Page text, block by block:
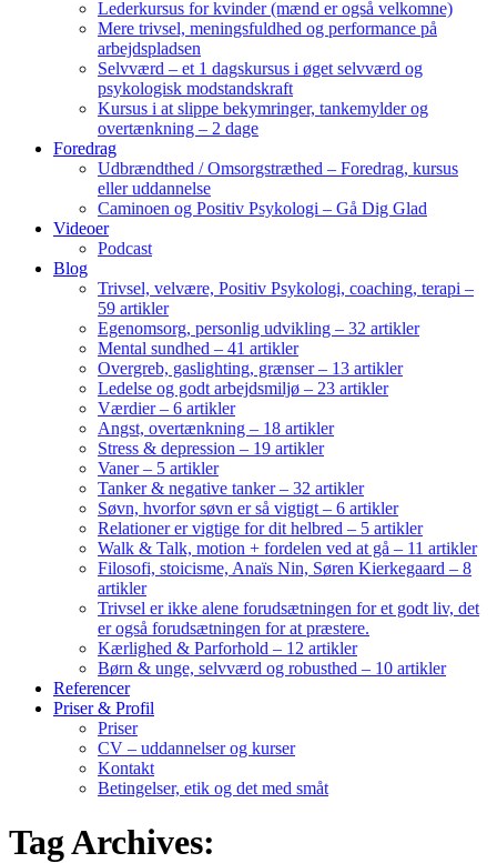
Lederkursus for kvinder (mænd er også velkomne)
Mere trivsel, meningsfuldhed og performance på
arbejdspladsen
Selvværd – et 1 dagskursus i øget selvværd og
psykologisk modstandskraft
Kursus i at slippe bekymringer, tankemylder og
overtænkning – 2 dage
Foredrag
Udbrændthed / Omsorgstræthed – Foredrag, kursus
eller uddannelse
Caminoen og Positiv Psykologi – Gå Dig Glad
Videoer
Podcast
Blog
Trivsel, velvære, Positiv Psykologi, coaching, terapi –
59 artikler
Egenomsorg, personlig udvikling – 32 artikler
Mental sundhed – 41 artikler
Overgreb, gaslighting, grænser – 13 artikler
Ledelse og godt arbejdsmiljø – 23 artikler
Værdier – 6 artikler
Angst, overtænkning – 18 artikler
Stress & depression – 19 artikler
Vaner – 5 artikler
Tanker & negative tanker – 32 artikler
Søvn, hvorfor søvn er så vigtigt – 6 artikler
Relationer er vigtige for dit helbred – 5 artikler
Walk & Talk, motion + fordelen ved at gå – 11 artikler
Filosofi, stoicisme, Anaïs Nin, Søren Kierkegaard – 8
artikler
Trivsel er ikke alene forudsætningen for et godt liv, det
er også forudsætningen for at præstere.
Kærlighed & Parforhold – 12 artikler
Børn & unge, selvværd og robusthed – 10 artikler
Referencer
Priser & Profil
Priser
CV – uddannelser og kurser
Kontakt
Betingelser, etik og det med småt
Tag Archives: